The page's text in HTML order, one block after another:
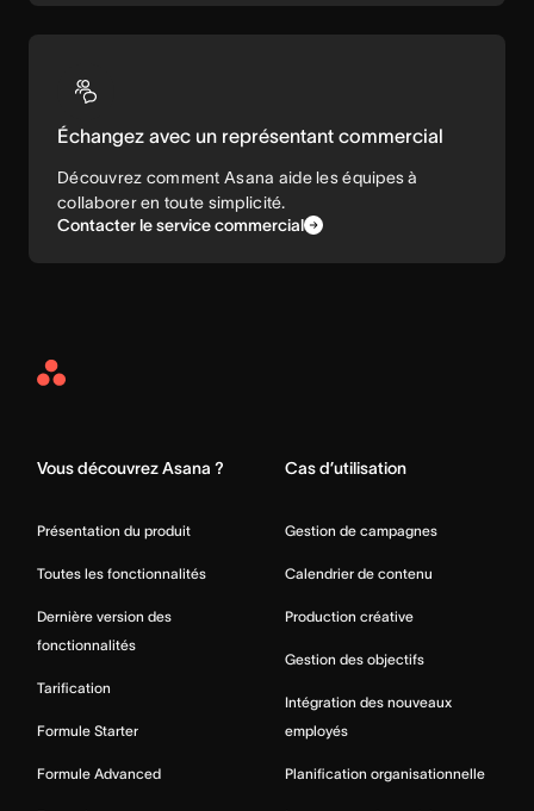
Échangez avec un représentant commercial
Découvrez comment Asana aide les équipes à
collaborer en toute simplicité.
Contacter le service commercial
Asana
Vous découvrez Asana ?
Présentation du produit
Toutes les fonctionnalités
Dernière version des
fonctionnalités
Tarification
Formule Starter
Formule Advanced
Cas d’utilisation
Gestion de campagnes
Calendrier de contenu
Production créative
Gestion des objectifs
Intégration des nouveaux
employés
Planification organisationnelle